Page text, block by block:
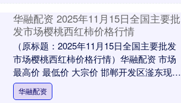
华融配资 2025年11月15日全国主要批
发市场樱桃西红柿价格行情
（原标题：2025年11月15日全国主要批发
市场樱桃西红柿价格行情）华融配资 市场
最高价 最低价 大宗价 邯郸开发区滏东现代
农业管理有限公司 9.00 8.0....
华融配资